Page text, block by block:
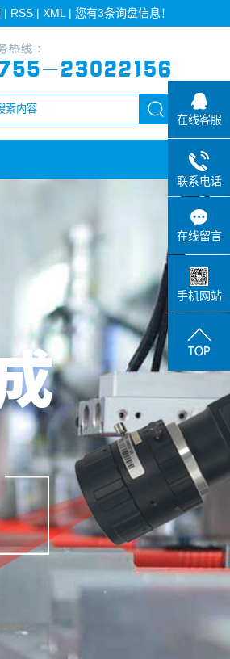
| RSS | XML | 您有3条询盘信息！
在线客服
联系电话
在线留言
手机网站